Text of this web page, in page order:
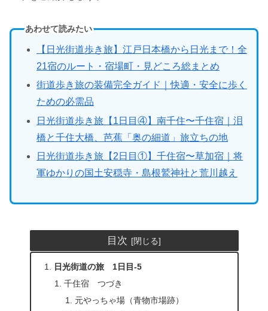
あわせて読みたい
【日光街道歩き旅】江戸日本橋から日光まで！全
21宿のルート・宿場町・見どころ総まとめ
街道歩き旅の装備完全ガイド｜快適・安全に歩く
ための必需品
日光街道歩き旅【1日目④】南千住〜千住宿｜泪
橋と千住大橋、芭蕉「奥の細道」旅立ちの地
日光街道歩き旅【2日目①】千住宿〜草加宿｜将
軍ゆかりの国土安穏寺・島根鷲神社と荒川越え
目次
日光街道の旅 1日目-5
千住宿 つづき
元やっちゃ場（青物市場跡）